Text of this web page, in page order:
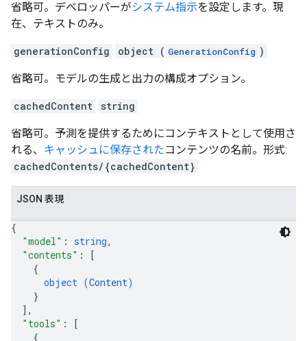
省略可。デベロッパーがシステム指示を設定します。現
在、テキストのみ。
generationConfig object ( GenerationConfig )
省略可。モデルの生成と出力の構成オプション。
cachedContent string
省略可。予測を提供するためにコンテキストとして使用さ
れる、 キャッシュに保存されたコンテンツの名前。形式:
cachedContents/{cachedContent}
JSON 表現
{
"model" : string,
"contents" :
[
{
object (Content)
}
] ,
"tools" :
[
{